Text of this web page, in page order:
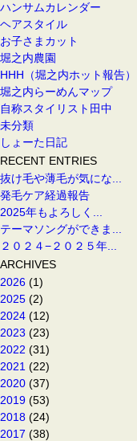
ハンサムカレンダー
ヘアスタイル
お子さまカット
堀之内農園
HHH（堀之内ホット報告）
堀之内らーめんマップ
自称スタイリスト田中
未分類
しょーた日記
RECENT ENTRIES
抜け毛や薄毛が気にな...
発毛ケア経過報告
2025年もよろしく...
テーマソングができま...
２０２４−２０２５年...
ARCHIVES
2026 (1)
2025 (2)
2024 (12)
2023 (23)
2022 (31)
2021 (22)
2020 (37)
2019 (53)
2018 (24)
2017 (38)